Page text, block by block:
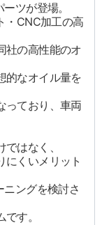
ツが登場。
・CNC加工の高
社の高性能のオ
的なオイル量を
っており、車両
はなく、
にくいメリット
ニングを検討さ
す。